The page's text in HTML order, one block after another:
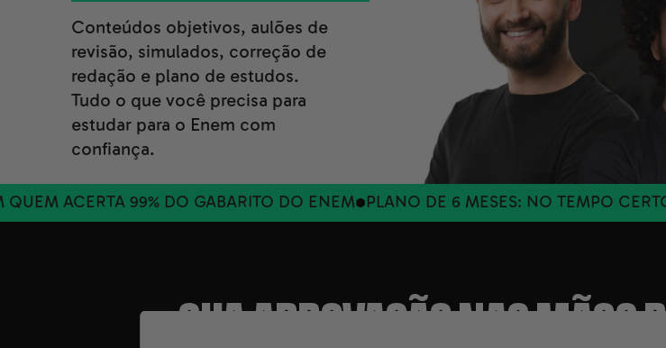
Conteúdos objetivos, aulões de
revisão, simulados, correção de
redação e plano de estudos.
Tudo o que você precisa para
estudar para o Enem com
confiança.
99% DO GABARITO DO ENEM PLANO DE 6 MESES: NO TEMPO CERTO PARA
SUA APROVAÇÃO NAS MÃOS